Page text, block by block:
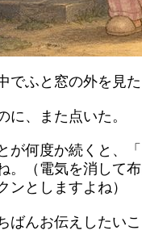
でふと窓の外を見
に、また点いた。
が何度か続くと、
。（電気を消して
ンとしますよね）
ばんお伝えしたいこ